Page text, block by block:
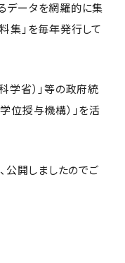
データを網羅的に集
集」を毎年発行して
学省）」等の政府統
位授与機構）」を活
公開しましたのでご